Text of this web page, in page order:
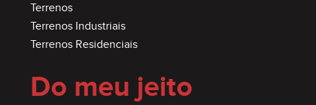
Terrenos
Terrenos Industriais
Terrenos Residenciais
Do meu jeito